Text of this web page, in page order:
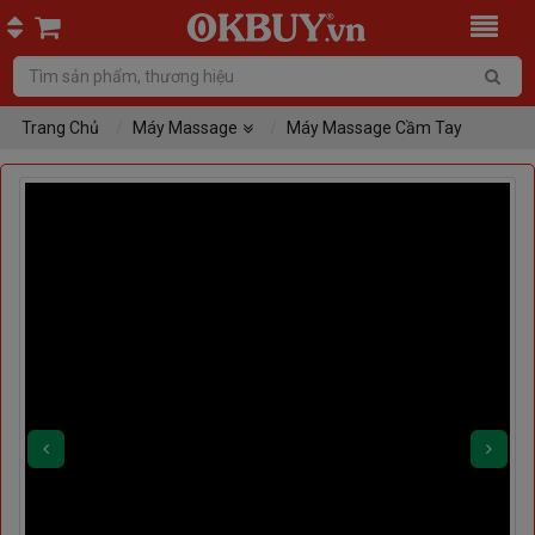
Trang Chủ Máy Massage Máy Massage Cầm Tay